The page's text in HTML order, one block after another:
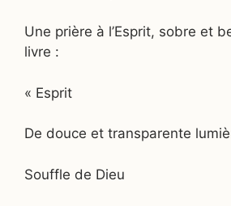
Une prière à l’Esprit, sobre et
livre :
« Esprit
De douce et transparente
Souffle de Dieu